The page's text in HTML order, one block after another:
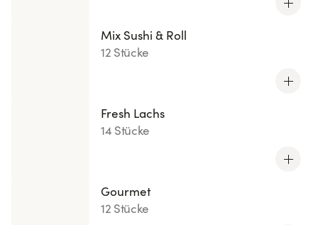
Mix Sushi & Roll
12 Stücke
Fresh Lachs
14 Stücke
Gourmet
12 Stücke